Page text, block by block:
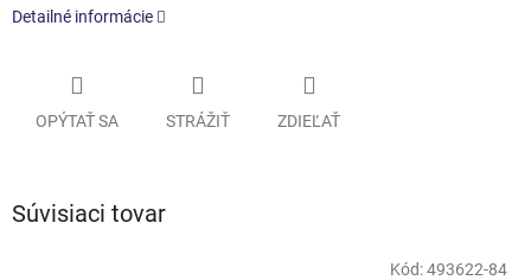
Detailné informácie
OPÝTAŤ SA STRÁŽIŤ ZDIEĽAŤ
Súvisiaci tovar
Kód:493622-84